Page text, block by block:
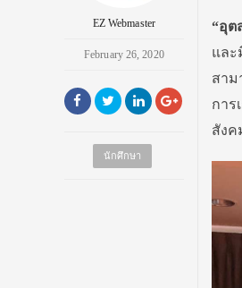
EZ Webmaster
February 26, 2020
นักศึกษา
“อุต
และ
สาม
การ
สังค